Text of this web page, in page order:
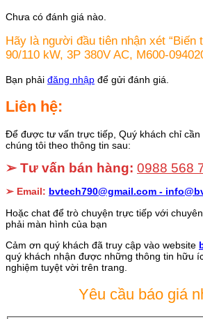
Chưa có đánh giá nào.
Hãy là người đầu tiên nhận xét “Biến
90/110 kW, 3P 380V AC, M600-
Bạn phải đăng nhập để gửi đánh giá.
Liên hệ:
Để được tư vấn trực tiếp, Quý khách chỉ cần
chúng tôi theo thông tin sau:
➢ Tư vấn bán hàng: 0988 568
➢ Email: bvtech790@gmail.com -
Hoặc chat để trò chuyện trực tiếp với
phải màn hình của bạn
Cảm ơn quý khách đã truy cập vào website
quý khách nhận được những thông tin hữu
nghiệm tuyệt vời trên trang.
Yêu cầu báo giá